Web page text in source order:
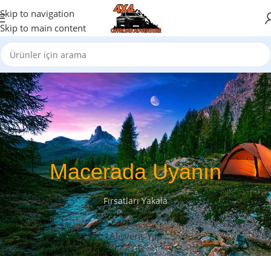
Skip to navigation
Skip to main content
Macerada Uyanın
Fırsatları Yakala
Alışveriş Yap